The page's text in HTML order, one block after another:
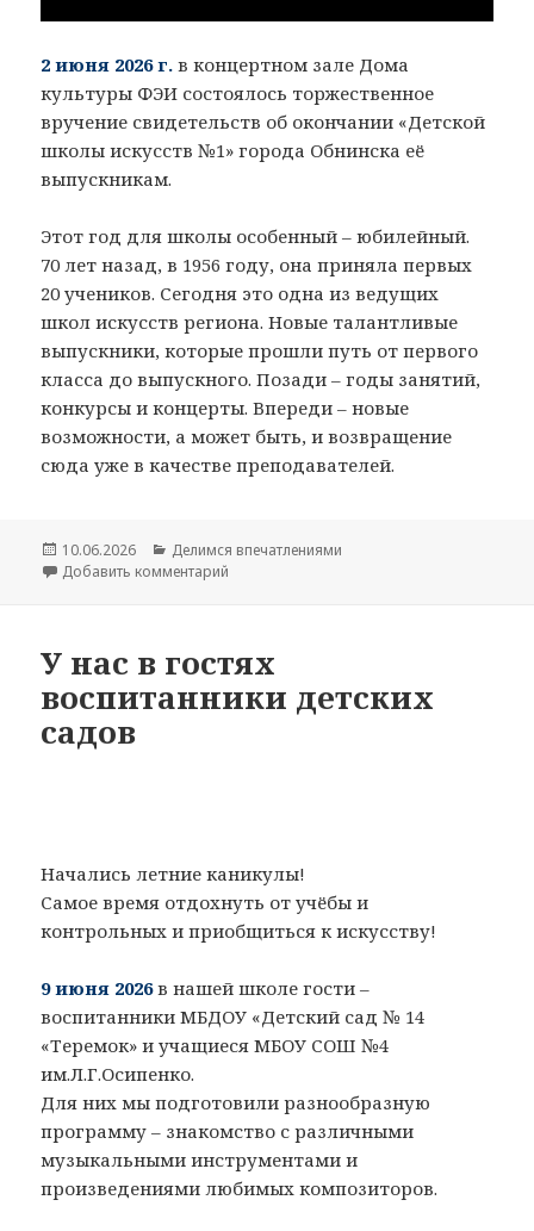
2 июня 2026 г. в концертном зале Дома
культуры ФЭИ состоялось торжественное
вручение свидетельств об окончании «Детской
школы искусств №1» города Обнинска её
выпускникам.
Этот год для школы особенный – юбилейный.
70 лет назад, в 1956 году, она приняла первых
20 учеников. Сегодня это одна из ведущих
школ искусств региона. Новые талантливые
выпускники, которые прошли путь от первого
класса до выпускного. Позади – годы занятий,
конкурсы и концерты. Впереди – новые
возможности, а может быть, и возвращение
сюда уже в качестве преподавателей.
Опубликовано
10.06.2026 Рубрики
Делимся впечатлениями
Добавить комментарий
У нас в гостях
воспитанники детских
садов
Начались летние каникулы!
Самое время отдохнуть от учёбы и
контрольных и приобщиться к искусству!
9 июня 2026в нашей школе гости –
воспитанники МБДОУ «Детский сад № 14
«Теремок» и учащиеся МБОУ СОШ №4
им.Л.Г.Осипенко.
Для них мы подготовили разнообразную
программу – знакомство с различными
музыкальными инструментами и
произведениями любимых композиторов.